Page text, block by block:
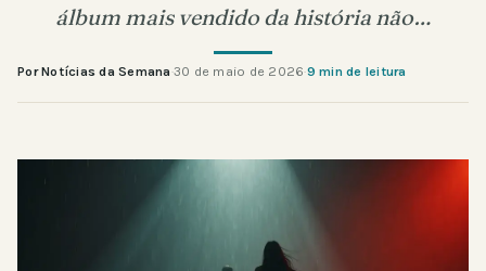
álbum mais vendido da história não…
Por Notícias da Semana·30 de maio de 2026·9 min de leitura